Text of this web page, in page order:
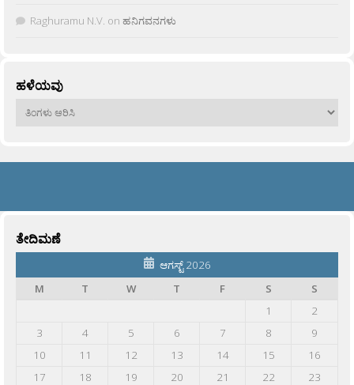
Raghuramu N.V. on ಹನಿಗವನಗಳು
ಹಳೆಯವು
ಹಳೆಯವು
ತೇದಿಮಣೆ
ಆಗಸ್ಟ್ 2026
M
T W T F S
S
1
2
3
4 5 6 7 8
9
10
11 12 13 14 15
16
17
18 19 20 21 22
23